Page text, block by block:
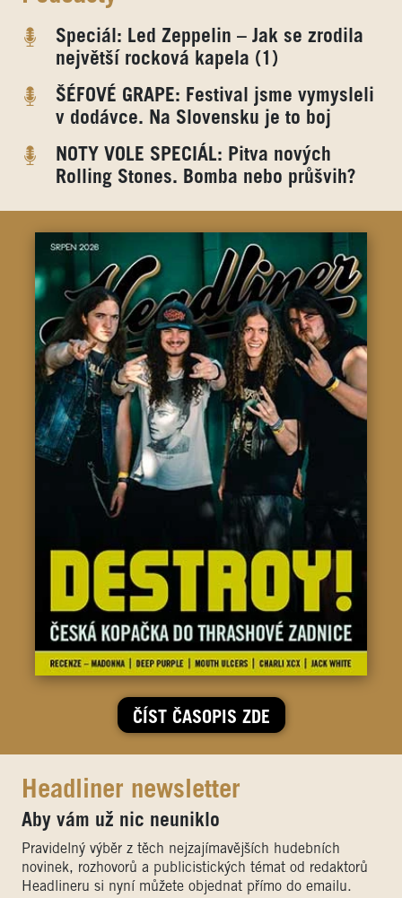
Speciál: Led Zeppelin – Jak se zrodila
největší rocková kapela (1)
ŠÉFOVÉ GRAPE: Festival jsme vymysleli
v dodávce. Na Slovensku je to boj
NOTY VOLE SPECIÁL: Pitva nových
Rolling Stones. Bomba nebo průšvih?
ČÍST ČASOPIS ZDE
Headliner newsletter
Aby vám už nic neuniklo
Pravidelný výběr z těch nejzajímavějších hudebních
novinek, rozhovorů a publicistických témat od redaktorů
Headlineru si nyní můžete objednat přímo do emailu.